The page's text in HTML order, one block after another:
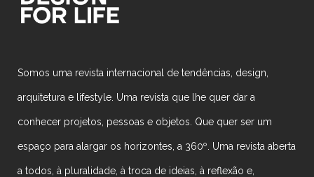
Somos uma revista internacional de tendências, design,
arquitetura e lifestyle. Uma revista que lhe quer dar a
conhecer projetos, pessoas e objetos. Que quer ser um
espaço para alargar os horizontes, a 360º. Uma revista aberta
a todos, à pluralidade, à troca de ideias, à reflexão e,